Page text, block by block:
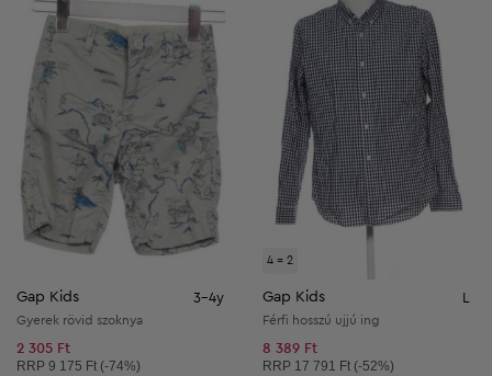
Gap Kids 3-4y
Gyerek rövid szoknya
2 305 Ft
Ajánlott ár:
RRP 9 175 Ft (-74%)
4 = 2
Gap Kids
Férfi hosszú ujjú ing
8 389 Ft
Ajánlott ár:
RRP 17 791 Ft (-52%)